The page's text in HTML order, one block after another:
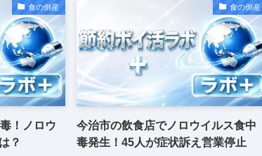
食の倒産
！ノロウ
？
食の倒産
今治市の飲食店でノロウイルス食中
毒発生！45人が症状訴え営業停止